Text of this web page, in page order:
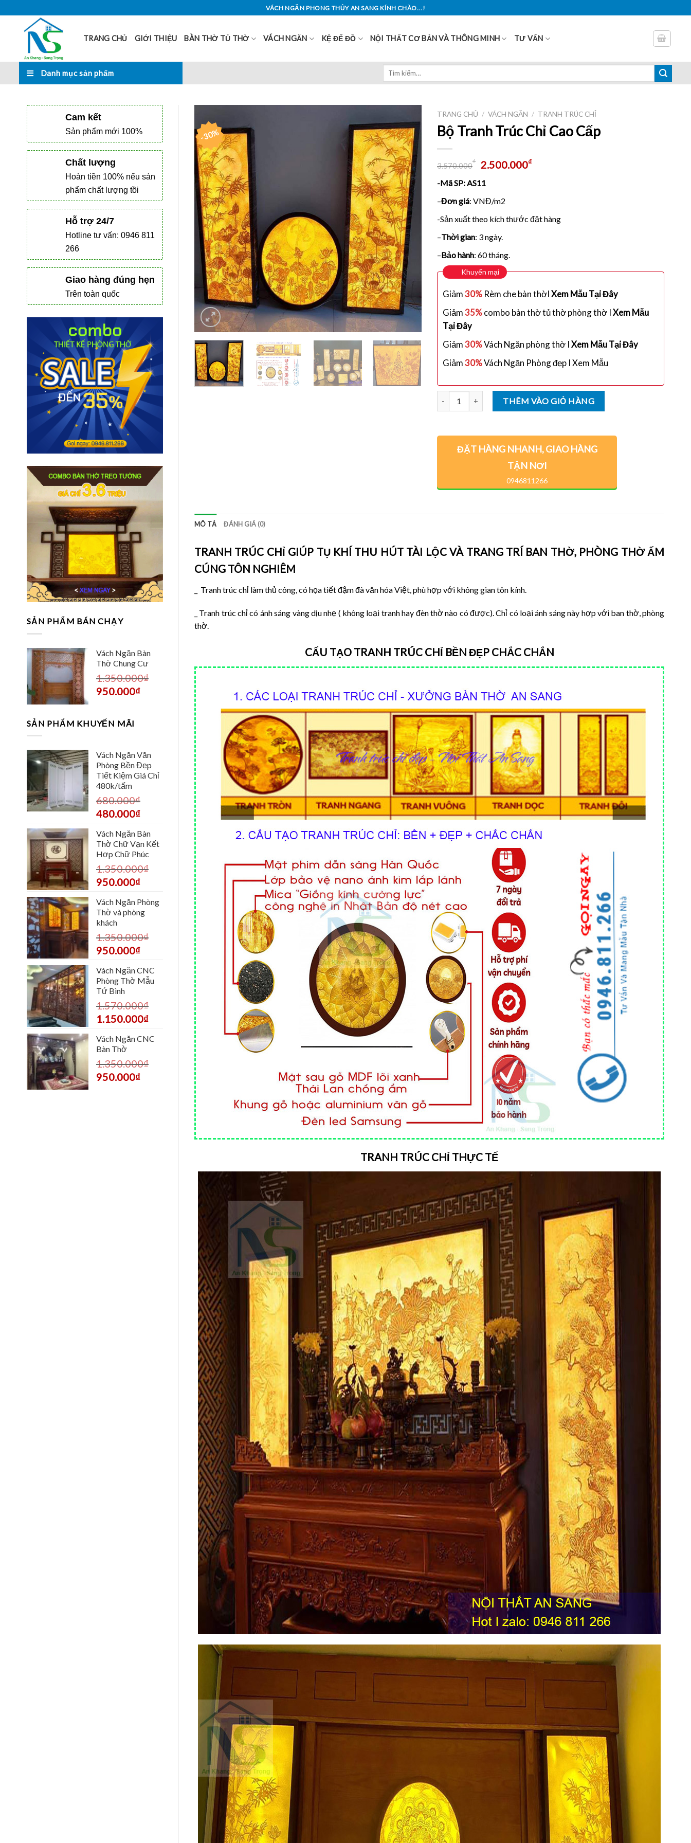
to
content
VÁCH NGĂN PHONG THỦY AN SANG KÍNH CHÀO...!
TRANG CHỦ GIỚI THIỆU BÀN THỜ TỦ THỜ VÁCH NGĂN KỆ ĐỂ ĐỒ NỘI THẤT CƠ BẢN VÀ THÔNG MINH TƯ VẤN
Danh mục sản phẩm
Tìm
Cam kết
Sản phẩm mới 100%
Chất lượng
Hoàn tiền 100% nếu sản
phẩm chất lượng tồi
Hỗ trợ 24/7
Hotline tư vấn: 0946 811
266
Giao hàng đúng hẹn
Trên toàn quốc
SẢN PHẨM BÁN CHẠY
Vách Ngăn Bàn
Thờ Chung Cư
1.350.000₫
950.000₫
SẢN PHẨM KHUYẾN MÃI
Vách Ngăn Văn
Phòng Bền Đẹp
Tiết Kiệm Giá Chỉ
480k/tấm
680.000₫
480.000₫
Vách Ngăn Bàn
Thờ Chữ Vạn Kết
Hợp Chữ Phúc
1.350.000₫
950.000₫
Vách Ngăn Phòng
Thờ và phòng
khách
1.350.000₫
950.000₫
Vách Ngăn CNC
Phòng Thờ Mẫu
Tứ Bình
1.570.000₫
1.150.000₫
Vách Ngăn CNC
Bàn Thờ
1.350.000₫
950.000₫
-30%
TRANG CHỦ / VÁCH NGĂN / TRANH TRÚC CHỈ
Bộ Tranh Trúc Chỉ Cao Cấp
3.570.000
₫ 2.500.000₫
-Mã SP: AS11
–Đơn giá: VNĐ/m2
-Sản xuất theo kích thước đặt hàng
–Thời gian: 3 ngày.
–Bảo hành: 60 tháng.
Khuyến mại
Giảm30% Rèm che bàn thờIXem Mẫu Tại Đây
Giảm35%combo bàn thờ tủ thờ phòng thờ IXem Mẫu
Tại Đây
Giảm30%Vách Ngăn phòng thờ IXem Mẫu Tại Đây
Giảm30%Vách Ngăn Phòng đẹp I Xem Mẫu
THÊM VÀO GIỎ HÀNG
ĐẶT HÀNG NHANH, GIAO HÀNG
TẬN NƠI
0946811266
MÔ TẢ ĐÁNH GIÁ (0)
TRANH TRÚC CHỈ GIÚP TỤ KHÍ THU HÚT TÀI LỘC VÀ TRANG TRÍ BAN THỜ, PHÒNG THỜ ẤM
CÚNG TÔN NGHIÊM
_ Tranh trúc chỉ làm thủ công, có họa tiết đậm đà văn hóa Việt, phù hợp với không gian tôn kính.
_ Tranh trúc chỉ có ánh sáng vàng dịu nhẹ ( không loại tranh hay đèn thờ nào có được). Chỉ có loại ánh sáng này hợp với ban thờ, phòng
thờ.
CẤU TẠO TRANH TRÚC CHỈ BỀN ĐẸP CHẮC CHẮN
TRANH TRÚC CHỈ THỰC TẾ